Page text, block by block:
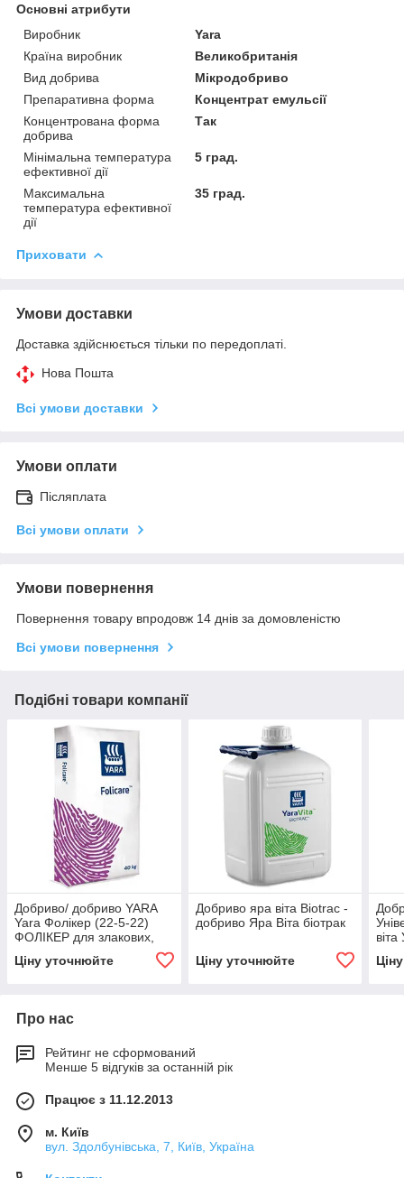
Основні атрибути
Виробник
Yara
Країна виробник
Великобританія
Вид добрива
Мікродобриво
Препаративна форма
Концентрат емульсії
Концентрована форма
добрива
Так
Мінімальна температура
ефективної дії
5 град.
Максимальна
температура ефективної
дії
35 град.
Приховати
Умови доставки
Доставка здійснюється тільки по передоплаті.
Нова Пошта
Всі умови доставки
Умови оплати
Післяплата
Всі умови оплати
Умови повернення
Повернення товару впродовж 14 днів за домовленістю
Всі умови повернення
Подібні товари компанії
Добриво/ добриво YARA
Yara Фолікер (22-5-22)
ФОЛІКЕР для злакових,
кукурудзи
Ціну уточнюйте
Добриво яра віта Biotrac -
добриво Яра Віта біотрак
Ціну уточнюйте
Про нас
Рейтинг не сформований
Менше 5 відгуків за останній рік
Працює з 11.12.2013
м. Київ
вул. Здолбунівська, 7, Київ, Україна